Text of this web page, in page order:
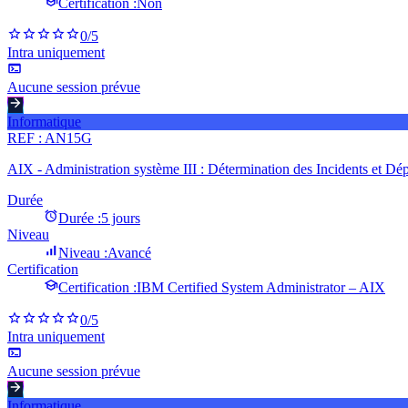
0/5
Intra uniquement
Aucune session prévue
Informatique
REF : AN15G
AIX - Administration système III : Détermination des Incidents et
Durée
Durée :5 jours
Niveau
Niveau :Avancé
Certification
Certification :IBM Certified System Administrator – AIX
0/5
Intra uniquement
Aucune session prévue